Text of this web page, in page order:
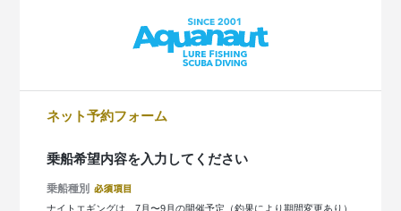
ネット予約フォーム
乗船希望内容を入力してください
乗船種別
ナイトエギングは、7月〜9月の開催予定（釣果により期間変更あり）